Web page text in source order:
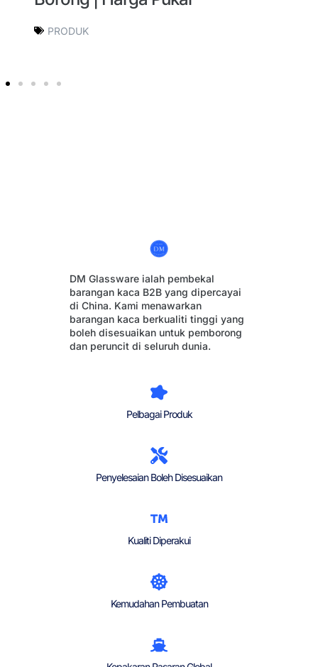
PRODUK
DM Glassware ialah pembekal
barangan kaca B2B yang dipercayai
di China. Kami menawarkan
barangan kaca berkualiti tinggi yang
boleh disesuaikan untuk pemborong
dan peruncit di seluruh dunia.
Pelbagai Produk
Penyelesaian Boleh Disesuaikan
Kualiti Diperakui
Kemudahan Pembuatan